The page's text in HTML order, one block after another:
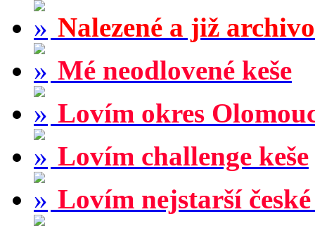
Nalezené a již
Mé neodlovené keše
Lovím okres
Lovím challenge keše
Lovím nejstarší české